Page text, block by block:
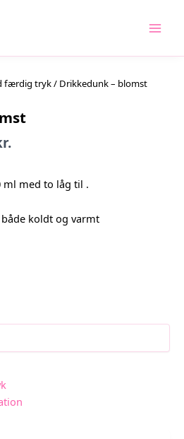
færdig tryk/ Drikkedunk – blomst
Den
pris
er:
140,00 kr..
ml med to låg til .
koldt og varmt